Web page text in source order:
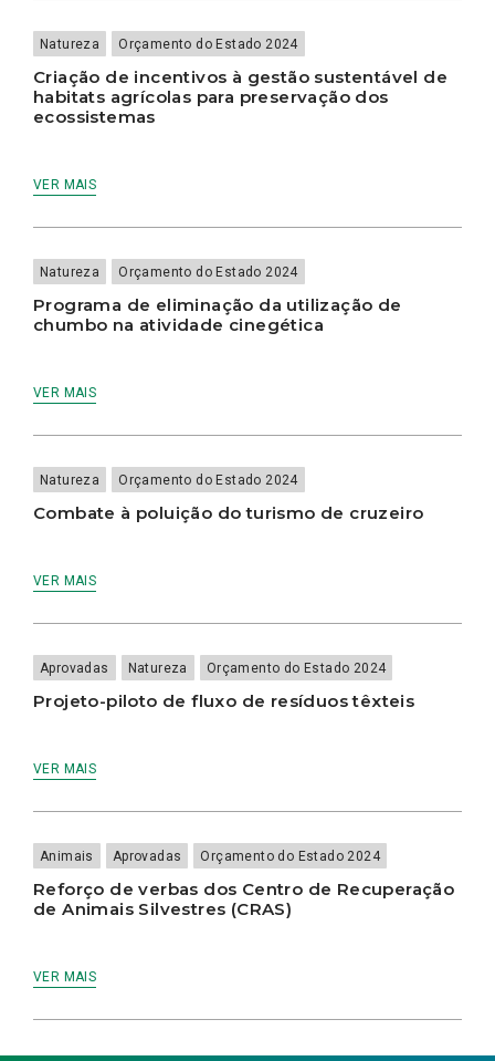
Natureza Orçamento do Estado 2024
Criação de incentivos à gestão sustentável de
habitats agrícolas para preservação dos
ecossistemas
VER MAIS
Natureza Orçamento do Estado 2024
Programa de eliminação da utilização de
chumbo na atividade cinegética
VER MAIS
Natureza Orçamento do Estado 2024
Combate à poluição do turismo de cruzeiro
VER MAIS
Aprovadas Natureza Orçamento do Estado 2024
Projeto-piloto de fluxo de resíduos têxteis
VER MAIS
Animais Aprovadas Orçamento do Estado 2024
Reforço de verbas dos Centro de Recuperação
de Animais Silvestres (CRAS)
VER MAIS